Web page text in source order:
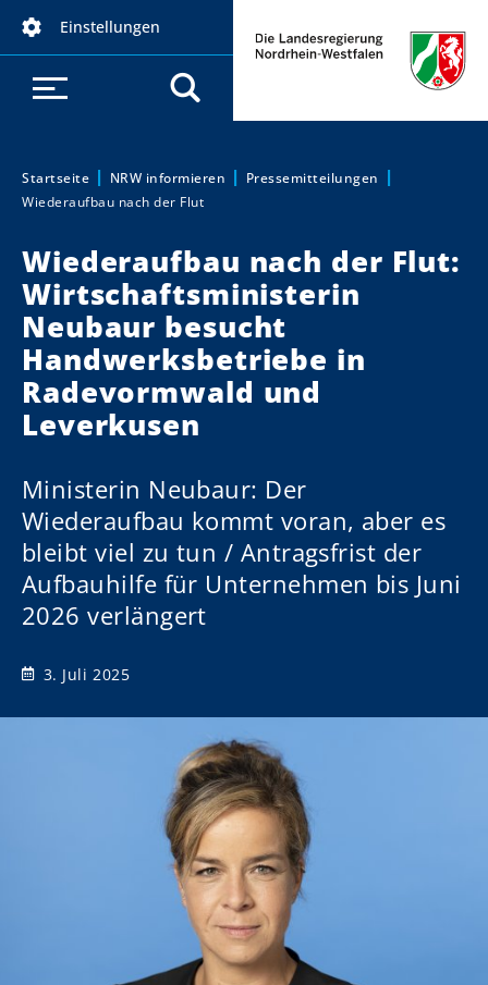
Einstellungen
Sie sind hier:
Startseite NRW informieren
Pressemitteilungen
Wiederaufbau nach der Flut
Wiederaufbau nach der Flut:
Wirtschaftsministerin
Neubaur besucht
Handwerksbetriebe in
Radevormwald und
Leverkusen
Ministerin Neubaur: Der
Wiederaufbau kommt voran, aber es
bleibt viel zu tun / Antragsfrist der
Aufbauhilfe für Unternehmen bis Juni
2026 verlängert
3. Juli 2025